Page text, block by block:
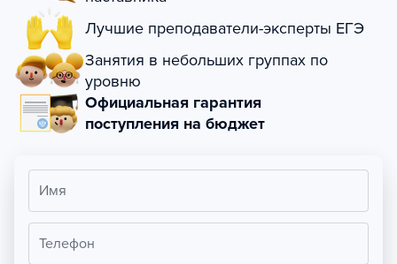
Лучшие преподаватели-эксперты ЕГЭ
Занятия в небольших группах по
уровню
Официальная гарантия
поступления на бюджет
Имя
Телефон